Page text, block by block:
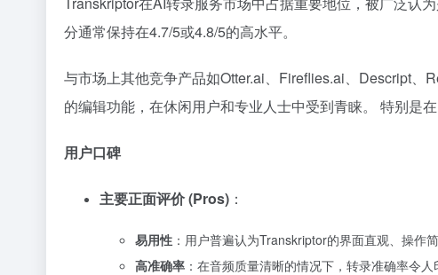
分通常保持在4.7/5或4.8/5的高水平。
与市场上其他竞争产品如Otter.ai、Fireflies.ai、Descript、
的编辑功能，在休闲用户和专业人士中受到青睐。 特别是
用户口碑
主要正面评价 (Pros) ：
易用性 ：用户普遍认为Transkriptor的界面直观、操作
高准确率 ：在音频质量清晰的情况下，转录准确率令